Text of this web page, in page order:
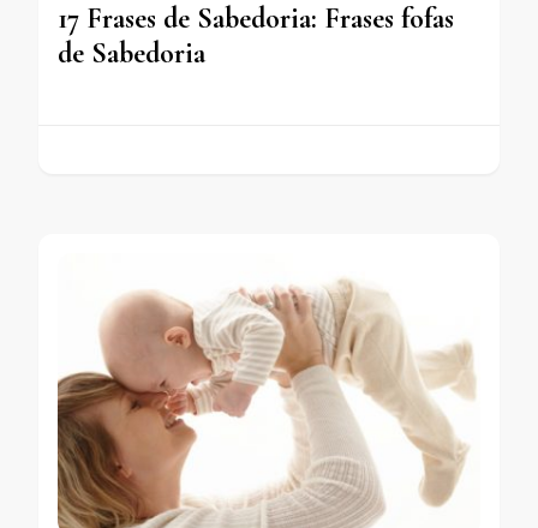
17 Frases de Sabedoria: Frases fofas
de Sabedoria